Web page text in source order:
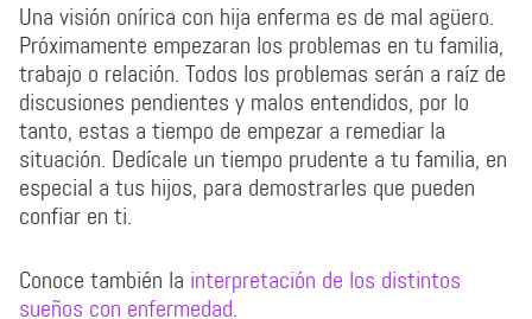
Una visión onírica con hija enferma es de mal agüero.
Próximamente empezaran los problemas en tu familia,
trabajo o relación. Todos los problemas serán a raíz de
discusiones pendientes y malos entendidos, por lo
tanto, estas a tiempo de empezar a remediar la
situación. Dedícale un tiempo prudente a tu familia, en
especial a tus hijos, para demostrarles que pueden
confiar en ti.
Conoce también la interpretación de los distintos
sueños con enfermedad.